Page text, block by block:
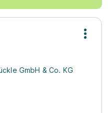
GmbH & Co. KG